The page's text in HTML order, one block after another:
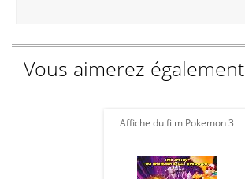
Vous aimerez également
Affiche du film Pokemon 3